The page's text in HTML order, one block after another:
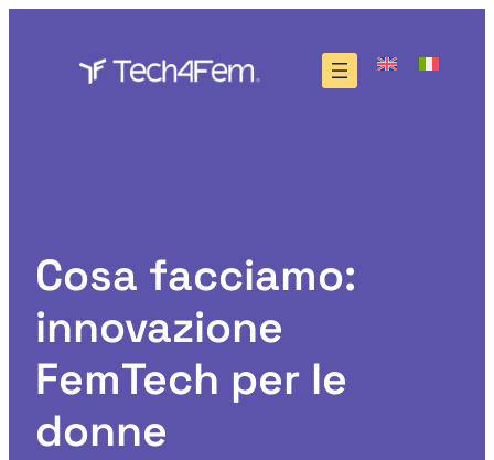
contenuto
Cosa facciamo:
innovazione
FemTech per le
donne